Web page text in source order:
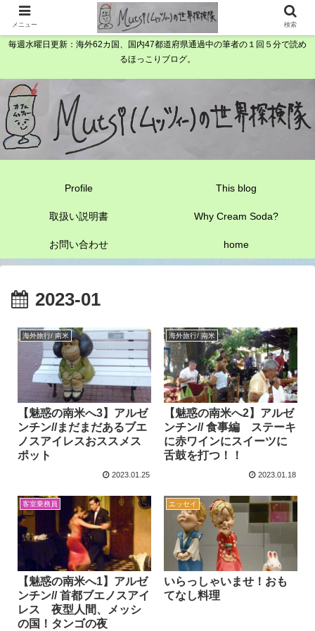
毎週水曜日更新：海外62カ国、国内47都道府県通過中の筆者の１回５分で読め
るほっこりブログ。
Profile This blog
取扱い説明書 Why Cream Soda?
お問い合わせ home
2023-01
海外旅行/ 南米
【魅惑の南米へ3】アルゼ
ンチン//まだまだあるブエ
ノスアイレスおススメス
ポット
2023.01.25
海外旅行/ 南米
【魅惑の南米へ2】アルゼ
ンチン// 食事編 ステーキ
に赤ワインにスイーツに
舌鼓を打つ！！
2023.01.18
客室乗務員
【魅惑の南米へ1】アルゼ
ンチン// 首都ブエノスアイ
レス 夜型人間、メッシ
の国！タンゴの夜
エッセイ
いらっしゃいませ！おも
てなし料理
メニュー 検索